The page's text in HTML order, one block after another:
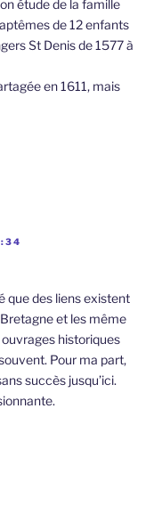
étude de la famille
de 12 enfants
St Denis de 1577 à
en 1611, mais
que des liens existent
et les même
ouvrages historiques
Pour ma part,
succès jusqu’ici.